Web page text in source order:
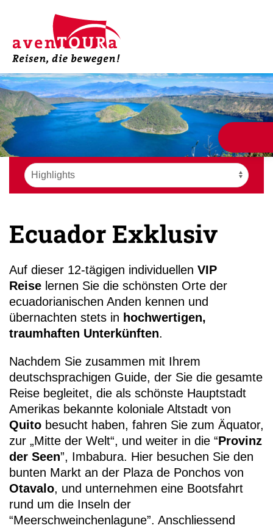
Ecuador Exklusiv
Auf dieser 12-tägigen individuellen VIP
Reise lernen Sie die schönsten Orte der
ecuadorianischen Anden kennen und
übernachten stets in hochwertigen,
traumhaften Unterkünften.
Nachdem Sie zusammen mit Ihrem
deutschsprachigen Guide, der Sie die gesamte
Reise begleitet, die als schönste Hauptstadt
Amerikas bekannte koloniale Altstadt von
Quito besucht haben, fahren Sie zum Äquator,
zur „Mitte der Welt“, und weiter in die “Provinz
der Seen”, Imbabura. Hier besuchen Sie den
bunten Markt an der Plaza de Ponchos von
Otavalo, und unternehmen eine Bootsfahrt
rund um die Inseln der
“Meerschweinchenlagune”. Anschliessend